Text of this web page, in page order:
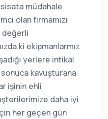
müdahale
olan firmamızı
değerli
ki ekipmanlarmız
yerlere intikal
kavuşturana
işinin ehli
daha iyi
her geçen gün